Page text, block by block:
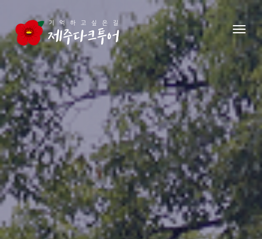
본문 영역으로 건너뛰기
메